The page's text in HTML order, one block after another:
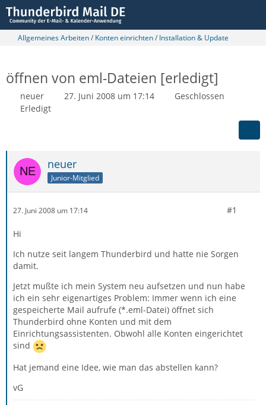
Allgemeines Arbeiten / Konten einrichten / Installation & Update
öffnen von eml-Dateien [erledigt]
neuer 27. Juni 2008 um 17:14
Geschlossen
Erledigt
neuer
Junior-Mitglied
27. Juni 2008 um 17:14 #1
Hi
Ich nutze seit langem Thunderbird und hatte nie Sorgen
damit.
Jetzt mußte ich mein System neu aufsetzen und nun habe
ich ein sehr eigenartiges Problem: Immer wenn ich eine
gespeicherte Mail aufrufe (*.eml-Datei) öffnet sich
Thunderbird ohne Konten und mit dem
Einrichtungsassistenten. Obwohl alle Konten eingerichtet
sind
Hat jemand eine Idee, wie man das abstellen kann?
vG